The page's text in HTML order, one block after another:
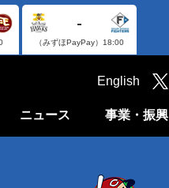
-
（みずほPayPay） 18:00
ニュース 事業・振興
English